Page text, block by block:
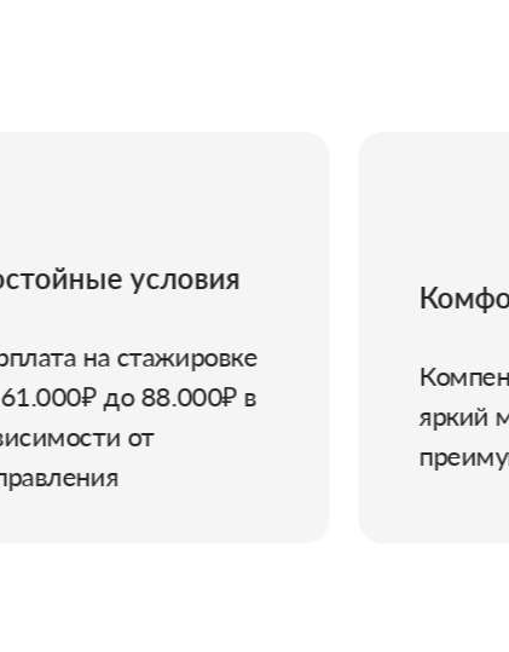
Комфорт и забота
Компенсация питания,
яркий мерч и другие
преимущества